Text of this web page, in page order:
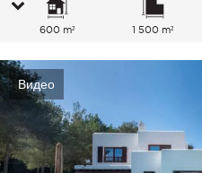
600 m² 1 500 m²
Видео